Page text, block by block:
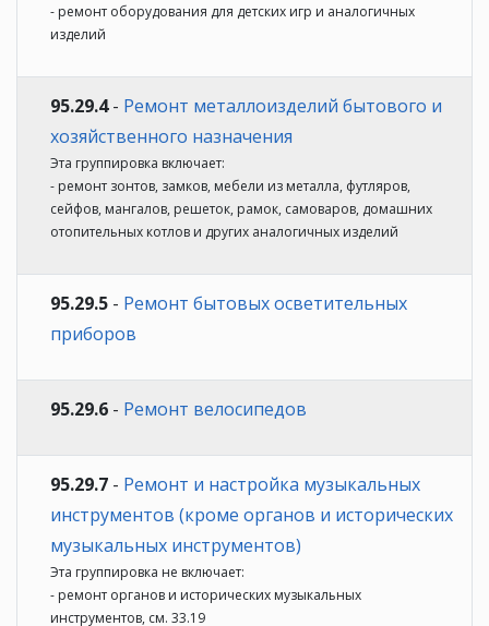
- ремонт оборудования для детских игр и аналогичных
изделий
95.29.4- Ремонт металлоизделий бытового и
хозяйственного назначения
Эта группировка включает:
- ремонт зонтов, замков, мебели из металла, футляров,
сейфов, мангалов, решеток, рамок, самоваров, домашних
отопительных котлов и других аналогичных изделий
95.29.5 - Ремонт бытовых осветительных
приборов
95.29.6 - Ремонт велосипедов
95.29.7 - Ремонт и настройка музыкальных
инструментов (кроме органов и исторических
музыкальных инструментов)
Эта группировка не включает:
- ремонт органов и исторических музыкальных
инструментов, см. 33.19